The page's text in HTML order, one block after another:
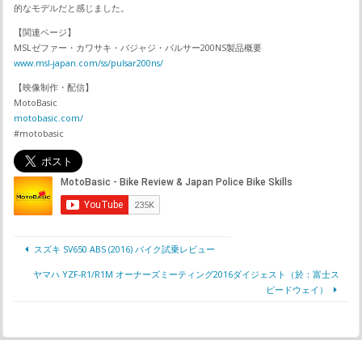
的なモデルだと感じました。
【関連ページ】
MSLゼファー・カワサキ・バジャジ・パルサー200NS製品概要
www.msl-japan.com/ss/pulsar200ns/
【映像制作・配信】
MotoBasic
motobasic.com/
#motobasic
スズキ SV650 ABS (2016) バイク試乗レビュー
ヤマハ YZF-R1/R1M オーナーズミーティング2016ダイジェスト（於：富士ス
ピードウェイ）